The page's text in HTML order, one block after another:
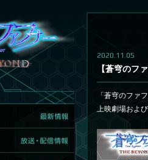
2020.11.05
【蒼穹のフ
「蒼穹のファ
上映劇場およ